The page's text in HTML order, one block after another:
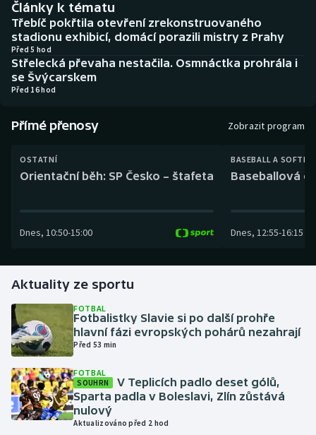
Boby a skeleton
Box
Florbal
Golf
Házená
Jezdectví
Judo
Krasobruslení
AZ kvíz
Články k tématu
Třebíč pokřtila otevření zrekonstruovaného
stadionu exhibicí, domácí porazili mistry z Prahy
Před 5 hod
Střelecká převaha nestačila. Osmnáctka prohrála i
se Švýcarskem
Před 16 hod
Přímé přenosy Zobrazit program
OSTATNÍ
Orientační běh: SP Česko – štafeta
Dnes, 10:50-15:00
BASEBALL A
Baseballová
Dnes, 12:55-16:15
Aktuality ze sportu
FOTBAL
Fotbalistky Slavie si po další prohře
hlavní fázi evropských pohárů nezahrají
Před 53 min
FOTBAL
SOUHRN
V Teplicích padlo deset gólů,
Sparta padla v Boleslavi, Zlín zůstává
nulový
Aktualizováno před 2 hod